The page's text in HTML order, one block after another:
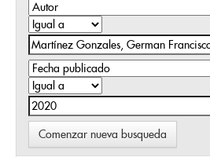
Comenzar nueva busqueda